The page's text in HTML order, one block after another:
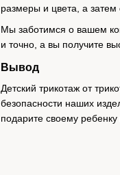
размеры и цвета, а затем
Мы заботимся о вашем
и точно, а вы получите
Вывод
Детский трикотаж от
безопасности наших
подарите своему